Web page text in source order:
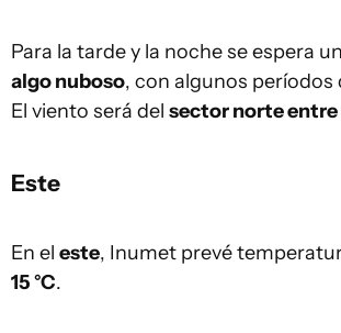
Para la tarde y la noche se espera
algo nuboso, con algunos períodos
El viento será del sector norte entre
Este
En el este, Inumet prevé
15 °C.